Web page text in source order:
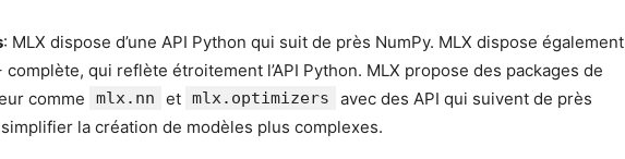
: MLX dispose d’une API Python qui suit de près NumPy. MLX dispose également
complète, qui reflète étroitement l’API Python. MLX propose des packages de
comme
mlx.nn et mlx.optimizers
avec des API qui suivent de près
la création de modèles plus complexes.